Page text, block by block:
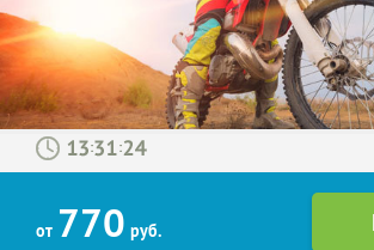
: :
от 770 руб.